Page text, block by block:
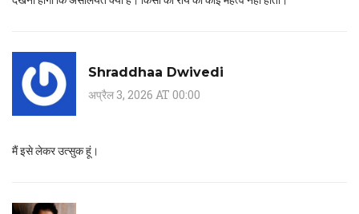
Shraddhaa Dwivedi
अप्रैल 3, 2026 AT 00:00
मैं इसे लेकर उत्सुक हूं।